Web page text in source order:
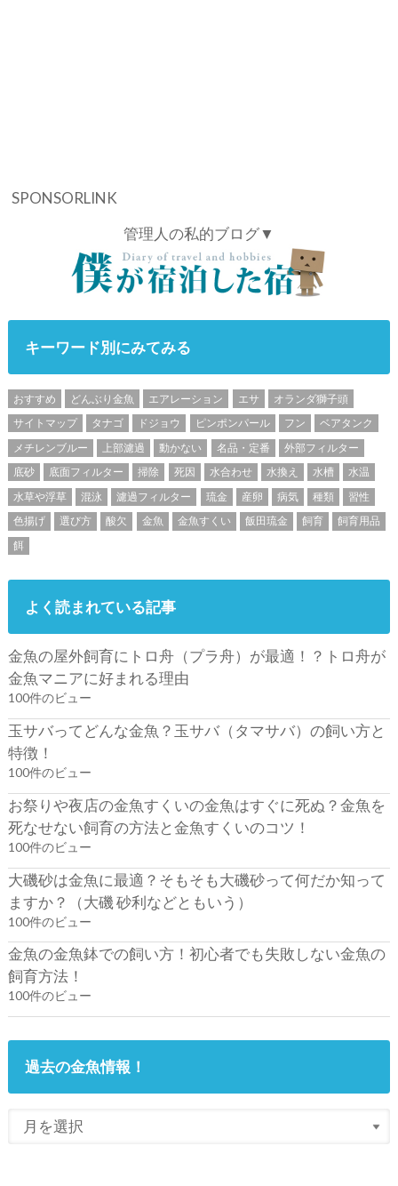
SPONSORLINK
管理人の私的ブログ▼
キーワード別にみてみる
おすすめ どんぶり金魚 エアレーション エサ
オランダ獅子頭
サイトマップ
タナゴ ドジョウ ピンポンパール フン
ベアタンク
メチレンブルー
上部濾過 動かない 名品・定番
外部フィルター
底砂
底面フィルター 掃除 死因 水合わせ 水換え 水槽
水温
水草や浮草
混泳 濾過フィルター 琉金 産卵 病気 種類
習性
色揚げ
選び方 酸欠 金魚 金魚すくい 飯田琉金 飼育
飼育用品
餌
よく読まれている記事
金魚の屋外飼育にトロ舟（プラ舟）が最適！？トロ舟が
金魚マニアに好まれる理由
100件のビュー
玉サバってどんな金魚？玉サバ（タマサバ）の飼い方と
特徴！
100件のビュー
お祭りや夜店の金魚すくいの金魚はすぐに死ぬ？金魚を
死なせない飼育の方法と金魚すくいのコツ！
100件のビュー
大磯砂は金魚に最適？そもそも大磯砂って何だか知って
ますか？（大磯 砂利などともいう）
100件のビュー
金魚の金魚鉢での飼い方！初心者でも失敗しない金魚の
飼育方法！
100件のビュー
過去の金魚情報！